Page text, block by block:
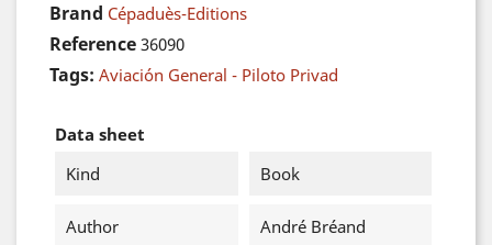
Brand Cépaduès-Editions
Reference 36090
Tags: Aviación General - Piloto Privad
Data sheet
Kind
Book
Author André Bréand